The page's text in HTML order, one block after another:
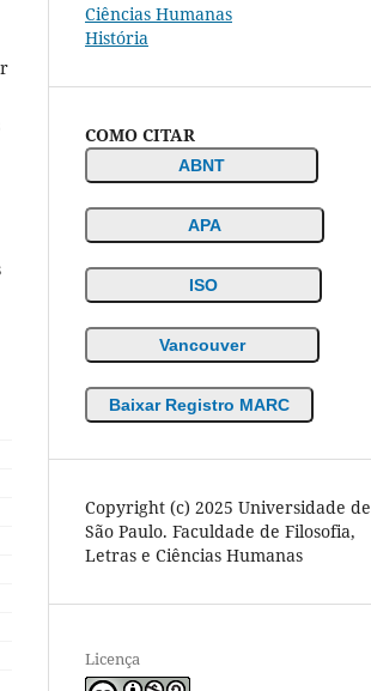
Ciências Humanas
História
COMO CITAR
ABNT
APA
ISO
Vancouver
Baixar Registro MARC
Copyright (c) 2025 Universidade de
São Paulo. Faculdade de Filosofia,
Letras e Ciências Humanas
Licença